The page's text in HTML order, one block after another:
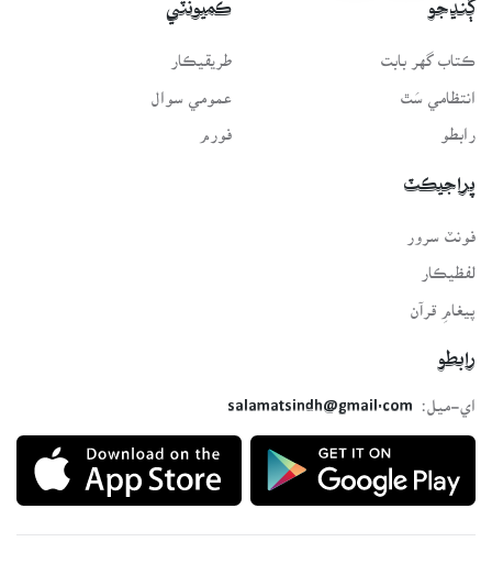
ڳنڍجو
ڪتاب گهر بابت
انتظامي سَٿ
رابطو
ڪميونٽي
طريقيڪار
عمومي سوال
فورم
پراجيڪٽ
لفظيڪار
پيغامِ قرآن
رابطو
اي-ميل:
salamatsindh@gmail.com